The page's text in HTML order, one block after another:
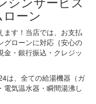
ます！当店では、お支払
グローンに対応｛安心の
金・銀行振込・クレジッ
は、全ての給湯機器（ガ
電気温水器・瞬間湯沸し